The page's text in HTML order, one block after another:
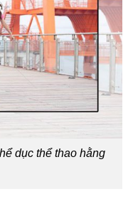
dục thể thao hằng